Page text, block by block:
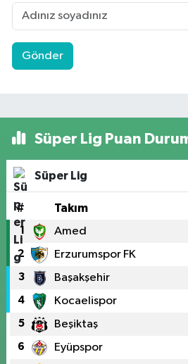
Gönder
Süper Lig Puan
Süper Lig
# Takım
1 Amed
2 Erzurumspor FK
3 Başakşehir
4 Kocaelispor
5 Beşiktaş
6 Eyüpspor